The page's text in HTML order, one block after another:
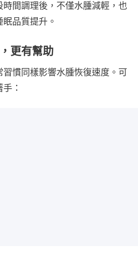
間調理後，不僅水腫減輕，也
品質提升。
更有幫助
習慣同樣影響水腫恢復速度。可
：